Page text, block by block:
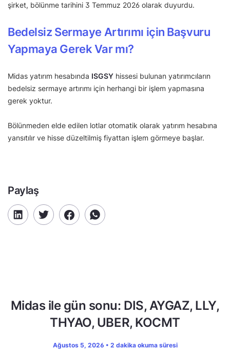
şirket, bölünme tarihini 3 Temmuz 2026 olarak duyurdu.
Bedelsiz Sermaye Artırımı için Başvuru
Yapmaya Gerek Var mı?
Midas yatırım hesabında ISGSY hissesi bulunan yatırımcıların
bedelsiz sermaye artırımı için herhangi bir işlem yapmasına
gerek yoktur.
Bölünmeden elde edilen lotlar otomatik olarak yatırım hesabına
yansıtılır ve hisse düzeltilmiş fiyattan işlem görmeye başlar.
Paylaş
Midas ile gün sonu: DIS, AYGAZ, LLY,
THYAO, UBER, KOCMT
Ağustos 5, 2026 • 2 dakika okuma süresi